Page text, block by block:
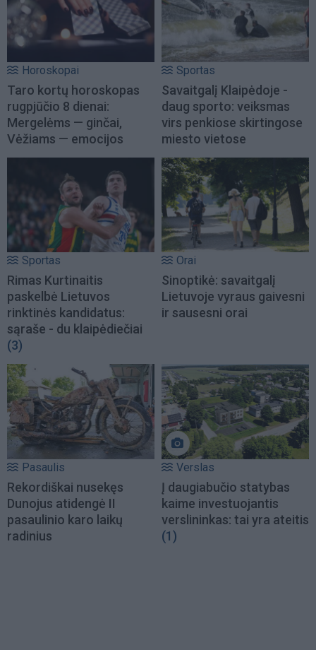
Horoskopai
Taro kortų horoskopas
rugpjūčio 8 dienai:
Mergelėms — ginčai,
Vėžiams — emocijos
Sportas
Savaitgalį Klaipėdoje -
daug sporto: veiksmas
virs penkiose skirtingose
miesto vietose
Sportas
Rimas Kurtinaitis
paskelbė Lietuvos
rinktinės kandidatus:
sąraše - du klaipėdiečiai
(3)
Orai
Sinoptikė: savaitgalį
Lietuvoje vyraus gaivesni
ir sausesni orai
Pasaulis
Rekordiškai nusekęs
Dunojus atidengė II
pasaulinio karo laikų
radinius
Verslas
Į daugiabučio statybas
kaime investuojantis
verslininkas: tai yra ateitis
(1)